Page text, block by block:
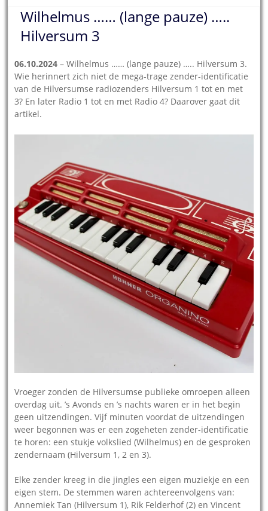
Wilhelmus …… (lange pauze) …..
Hilversum 3
06.10.2024 – Wilhelmus …… (lange pauze) ….. Hilversum 3.
Wie herinnert zich niet de mega-trage zender-identificatie
van de Hilversumse radiozenders Hilversum 1 tot en met
3? En later Radio 1 tot en met Radio 4? Daarover gaat dit
artikel.
Vroeger zonden de Hilversumse publieke omroepen alleen
overdag uit. ’s Avonds en ’s nachts waren er in het begin
geen uitzendingen. Vijf minuten voordat de uitzendingen
weer begonnen was er een zogeheten zender-identificatie
te horen: een stukje volkslied (Wilhelmus) en de gesproken
zendernaam (Hilversum 1, 2 en 3).
Elke zender kreeg in die jingles een eigen muziekje en een
eigen stem. De stemmen waren achtereenvolgens van:
Annemiek Tan (Hilversum 1), Rik Felderhof (2) en Vincent